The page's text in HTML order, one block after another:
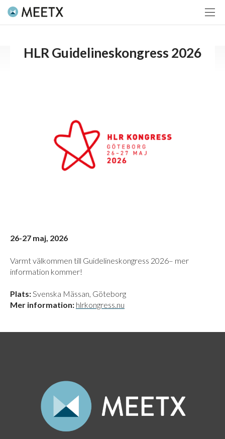
HLR Guidelineskongress 2026
26-27 maj, 2026
Varmt välkommen till Guidelineskongress 2026– mer
information kommer!
Plats:Svenska Mässan, Göteborg
Mer information: hlrkongress.nu